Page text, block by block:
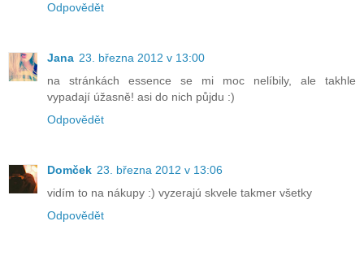
Odpovědět
Jana 23. března 2012 v 13:00
na stránkách essence se mi moc nelíbily, ale takhle
vypadají úžasně! asi do nich půjdu :)
Odpovědět
Domček 23. března 2012 v 13:06
vidím to na nákupy :) vyzerajú skvele takmer všetky
Odpovědět